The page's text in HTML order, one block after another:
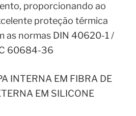
proporcionando ao
proteção térmica
as normas DIN 40620-1 /
60684-36
INTERNA EM FIBRA DE
EM SILICONE